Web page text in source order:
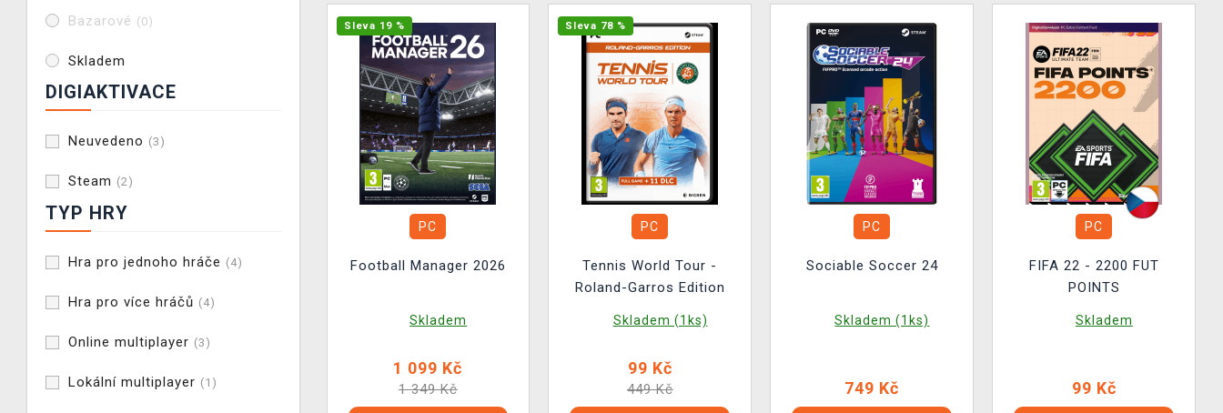
Bazarové (0)
Skladem
DIGIAKTIVACE
Neuvedeno (3)
Steam (2)
TYP HRY
Hra pro jednoho hráče (4)
Hra pro více hráčů (4)
Online multiplayer (3)
Lokální multiplayer (1)
Sleva 19 %
PC
Football Manager 2026
Skladem
1 099 Kč
1 349 Kč
Sleva 78 %
PC
Tennis World Tour -
Roland-Garros Edition
Skladem (1ks)
99 Kč
449 Kč
PC
Sociable Soccer 24
Skladem (1ks)
749 Kč
PC
FIFA 22 - 2200 FUT
POINTS
Skladem
99 Kč